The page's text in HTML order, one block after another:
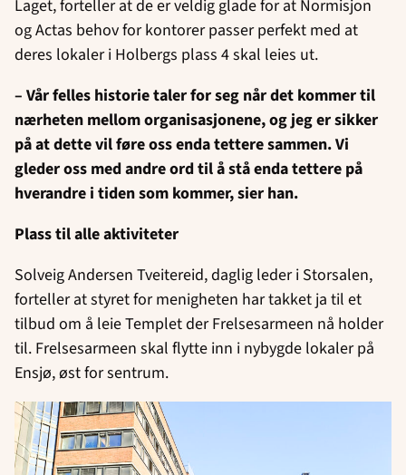
Laget, forteller at de er veldig glade for at Normisjon
og Actas behov for kontorer passer perfekt med at
deres lokaler i Holbergs plass 4 skal leies ut.
– Vår felles historie taler for seg når det kommer til
nærheten mellom organisasjonene, og jeg er sikker
på at dette vil føre oss enda tettere sammen. Vi
gleder oss med andre ord til å stå enda tettere på
hverandre i tiden som kommer, sier han.
Plass til alle aktiviteter
Solveig Andersen Tveitereid, daglig leder i Storsalen,
forteller at styret for menigheten har takket ja til et
tilbud om å leie Templet der Frelsesarmeen nå holder
til. Frelsesarmeen skal flytte inn i nybygde lokaler på
Ensjø, øst for sentrum.